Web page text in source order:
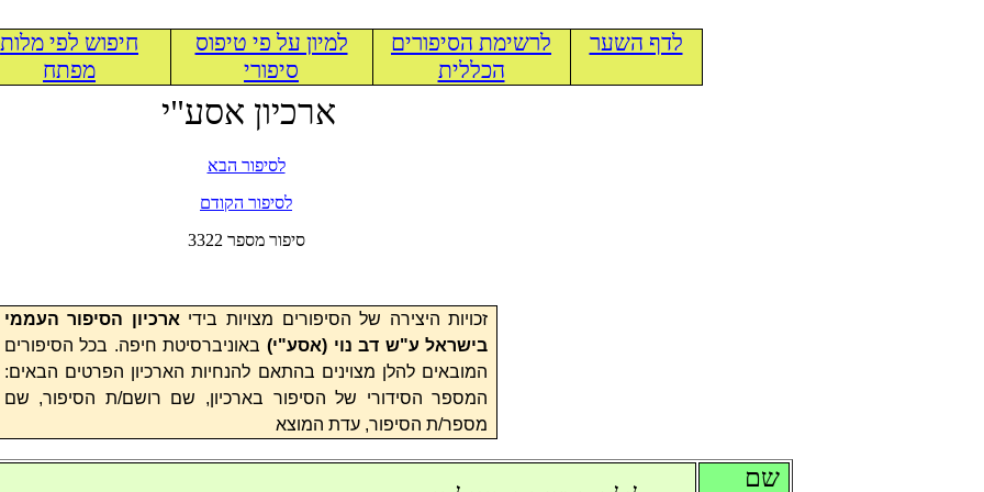
לדף השער
לרשימת הסיפורים
הכללית
למיון על פי טיפוס
סיפורי
חיפוש לפי מלות
מפתח
ארכיון אסע"י
לסיפור הבא
לסיפור הקודם
3322 סיפור מספר
זכויות היצירה של הסיפורים מצויות בידי ארכיון הסיפור העממי
בישראל ע"ש דב נוי (אסע"י) באוניברסיטת חיפה. בכל הסיפורים
המובאים להלן מצוינים בהתאם להנחיות הארכיון הפרטים הבאים:
המספר הסידורי של הסיפור בארכיון, שם רושם/ת הסיפור, שם
מספר/ת הסיפור, עדת המוצא
שם